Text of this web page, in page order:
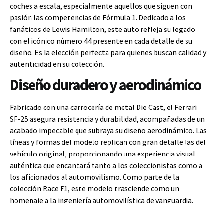
coches a escala, especialmente aquellos que siguen con
pasión las competencias de Fórmula 1. Dedicado a los
fanáticos de Lewis Hamilton, este auto refleja su legado
con el icónico número 44 presente en cada detalle de su
diseño. Es la elección perfecta para quienes buscan calidad y
autenticidad en su colección.
Diseño duradero y aerodinámico
Fabricado con una carrocería de metal Die Cast, el Ferrari
SF-25 asegura resistencia y durabilidad, acompañadas de un
acabado impecable que subraya su diseño aerodinámico. Las
líneas y formas del modelo replican con gran detalle las del
vehículo original, proporcionando una experiencia visual
auténtica que encantará tanto a los coleccionistas como a
los aficionados al automovilismo. Como parte de la
colección Race F1, este modelo trasciende como un
homenaje a la ingeniería automovilística de vanguardia.